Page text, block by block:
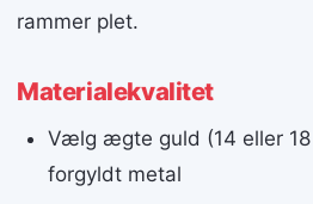
rammer plet.
Materialekvalitet
Vælg ægte guld (14 eller
forgyldt metal